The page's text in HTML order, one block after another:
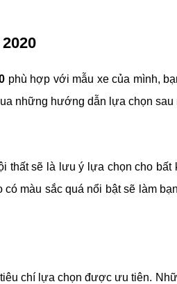
phù hợp với mẫu xe của mình,
những hướng dẫn lựa chọn sau
thất sẽ là lưu ý lựa chọn cho
màu sắc quá nổi bật sẽ làm
chí lựa chọn được ưu tiên.